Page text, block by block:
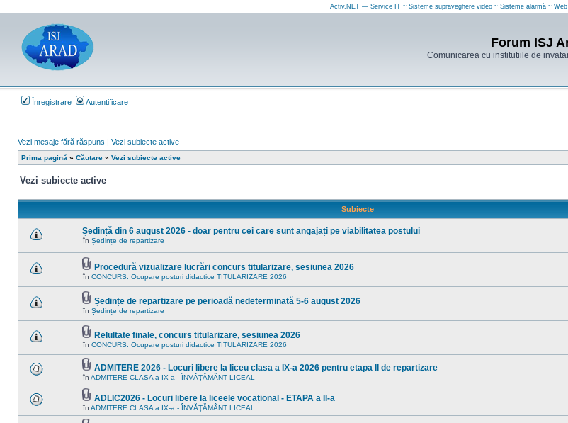
Activ.NET — Service IT ~ Sisteme supraveghere video ~ Sisteme alarmă ~
Forum ISJ
Comunicarea cu institutiile de
Înregistrare Autentificare
Vezi mesaje fără răspuns | Vezi subiecte active
Prima pagină » Căutare » Vezi subiecte active
Vezi subiecte active
Subiecte
sunt
Ședință din 6 august 2026 - doar pentru cei care sunt angajați pe viabilitatea postului
în Ședințe de repartizare
sunt
Fişier(e)
ataşat(e)
Procedură vizualizare lucrări concurs titularizare, sesiunea 2026
în CONCURS: Ocupare posturi didactice TITULARIZARE 2026
sunt
Fişier(e)
ataşat(e)
Ședințe de repartizare pe perioadă nedeterminată 5-6 august 2026
în Ședințe de repartizare
sunt
în
Fişier(e)
ataşat(e)
Relultate finale, concurs titularizare, sesiunea 2026
în CONCURS: Ocupare posturi didactice TITULARIZARE 2026
sunt
în
Fişier(e)
ataşat(e)
ADMITERE 2026 - Locuri libere la liceu clasa a IX-a 2026 pentru etapa II de repartizare
în ADMITERE CLASA a IX-a - ÎNVĂŢĂMÂNT LICEAL
sunt
Fişier(e)
ataşat(e)
ADLIC2026 - Locuri libere la liceele vocațional - ETAPA a II-a
în ADMITERE CLASA a IX-a - ÎNVĂŢĂMÂNT LICEAL